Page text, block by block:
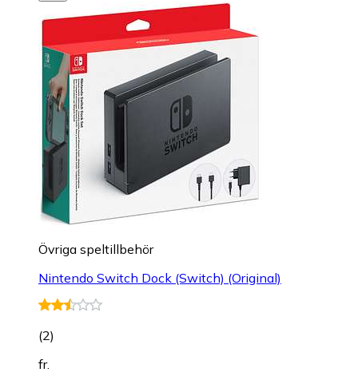
Övriga speltillbehör
Nintendo Switch Dock (Switch) (Original)
(2)
fr.